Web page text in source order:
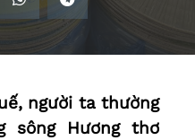
người ta thường
sông Hương thơ